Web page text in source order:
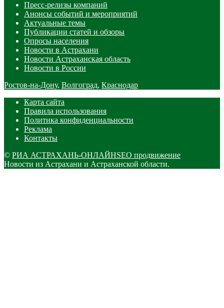
Пресс-релизы компаний
Анонсы событий и мероприятий
Актуальные темы
Публикации статей и обзоры
Опросы населения
Новости в Астрахани
Новости Астраханская область
Новости в России
Ростов-на-Дону, Волгоград, Краснодар
Карта сайта
Правила использования
Политика конфиденциальности
Реклама
Контакты
© РИА АСТРАХАНЬ-ОНЛАЙНSEO продвижение
Новости из Астрахани и Астраханской области.